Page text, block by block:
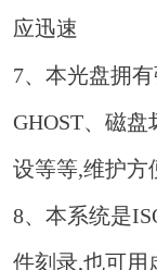
应迅速
7、本光盘拥
GHOST、磁
设等等,维护方
8、本系统是
件刻录,也可用